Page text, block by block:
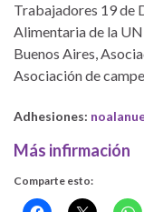
Trabajadores 19 de
Alimentaria de la
Buenos Aires,
Asociación de
Adhesiones:
Más infirmación
Comparte esto: